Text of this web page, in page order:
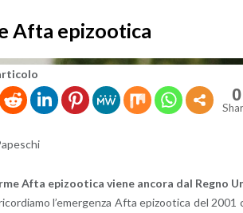
Afta epizootica
0
Afta epi­zoo­ti­ca viene an­co­ra dal Regno
l’e­mer­gen­za Afta epi­zoo­ti­ca del